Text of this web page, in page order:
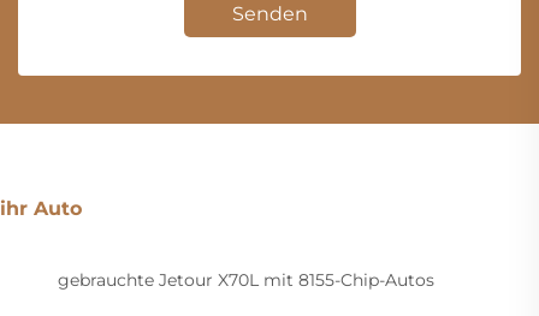
Senden
ihr Auto
gebrauchte Jetour X70L mit 8155-Chip-Autos